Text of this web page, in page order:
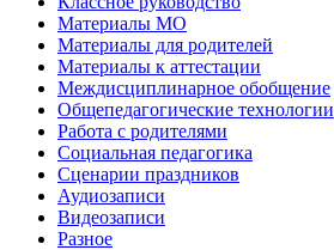
Материалы МО
Материалы для родителей
Материалы к аттестации
Междисциплинарное обобщение
Общепедагогические технологии
Работа с родителями
Социальная педагогика
Сценарии праздников
Аудиозаписи
Видеозаписи
Разное